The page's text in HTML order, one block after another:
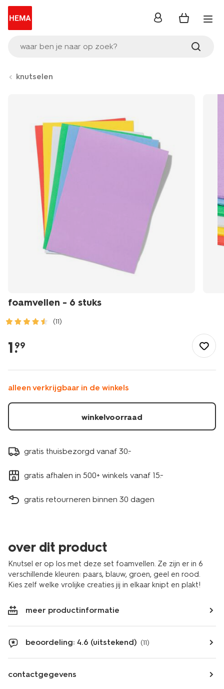
waar ben je naar op zoek?
inloggen
knutselen
foamvellen - 6 stuks
(11)
hobby/knutselen/foamvellen-
-
stuks-
15900436.html
1.
99
alleen verkrijgbaar in de winkels
winkelvoorraad
gratis thuisbezorgd vanaf 30.-
gratis afhalen in 500+ winkels vanaf 15.-
gratis retourneren binnen 30 dagen
over dit product
Knutsel er op los met deze set foamvellen. Ze zijn er in 6
verschillende kleuren: paars, blauw, groen, geel en rood.
Kies zelf welke vrolijke creaties jij in elkaar knipt en plakt!
meer productinformatie
beoordeling: 4.6 (uitstekend) (11)
contactgegevens